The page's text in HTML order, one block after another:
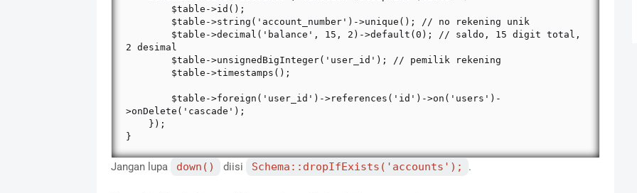
2 desimal
>onDelete('cascade');
}
Jangan lupa down() diisi Schema::dropIfExists('accounts'); .